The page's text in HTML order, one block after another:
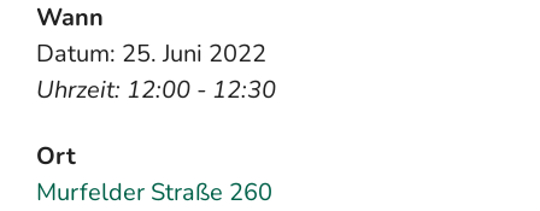
Wann
Datum: 25. Juni 2022
Uhrzeit: 12:00 - 12:30
Ort
Murfelder Straße 260